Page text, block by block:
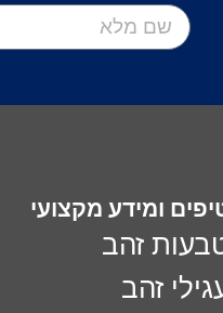
ומידע מקצועי
זהב
זהב